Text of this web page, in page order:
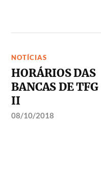
NOTÍCIAS
HORÁRIOS DAS
BANCAS DE TFG
II
08/10/2018